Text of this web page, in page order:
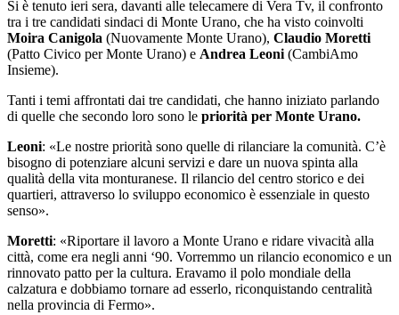
Si è tenuto ieri sera, davanti alle telecamere di Vera Tv, il confronto
tra i tre candidati sindaci di Monte Urano, che ha visto coinvolti
Moira Canigola (Nuovamente Monte Urano), Claudio Moretti
(Patto Civico per Monte Urano) e Andrea Leoni (CambiAmo
Insieme).
Tanti i temi affrontati dai tre candidati, che hanno iniziato parlando
di quelle che secondo loro sono le priorità per Monte Urano.
Leoni: «Le nostre priorità sono quelle di rilanciare la comunità. C’è
bisogno di potenziare alcuni servizi e dare un nuova spinta alla
qualità della vita monturanese. Il rilancio del centro storico e dei
quartieri, attraverso lo sviluppo economico è essenziale in questo
senso».
Moretti: «Riportare il lavoro a Monte Urano e ridare vivacità alla
città, come era negli anni ‘90. Vorremmo un rilancio economico e un
rinnovato patto per la cultura. Eravamo il polo mondiale della
calzatura e dobbiamo tornare ad esserlo, riconquistando centralità
nella provincia di Fermo».